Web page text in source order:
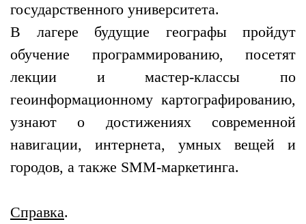
государственного университета.
В лагере будущие географы пройдут
обучение программированию, посетят
лекции и мастер-классы по
геоинформационному картографированию,
узнают о достижениях современной
навигации, интернета, умных вещей и
городов, а также SMM-маркетинга.
Справка.